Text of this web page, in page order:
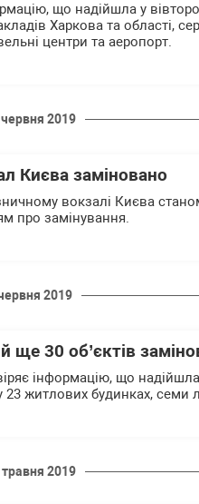
що надійшла у
Харкова та області,
центри та аеропорт.
2019
Києва заміновано
вокзалі Києва
про замінування.
2019
ще 30 об’єктів
інформацію, що
23 житлових будинках, семи
2019